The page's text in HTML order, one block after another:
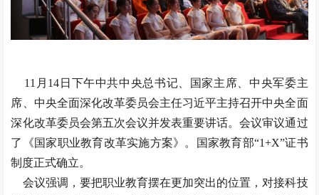
11月14日下午中共中央总书记、国家主席、中央军委主
席、中央全面深化改革委员会主任习近平主持召开中央全面
深化改革委员会第五次会议并发表重要讲话。会议审议通过
了《国家职业教育改革实施方案》。国家教育部“1+X”证书
制度正式确立。
会议强调，要把职业教育摆在更加突出的位置，对接科技